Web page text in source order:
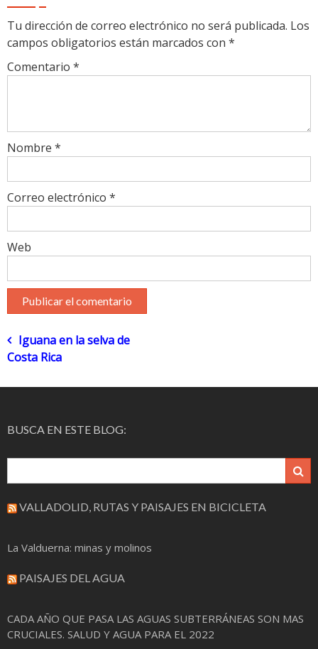
Tu dirección de correo electrónico no será publicada. Los
campos obligatorios están marcados con *
Comentario *
Nombre *
Correo electrónico *
Web
Navegación
Iguana en la selva de
Costa Rica
BUSCA EN ESTE BLOG:
VALLADOLID, RUTAS Y PAISAJES EN BICICLETA
La Valduerna: minas y molinos
PAISAJES DEL AGUA
CADA AÑO QUE PASA LAS AGUAS SUBTERRÁNEAS SON MAS
CRUCIALES. SALUD Y AGUA PARA EL 2022